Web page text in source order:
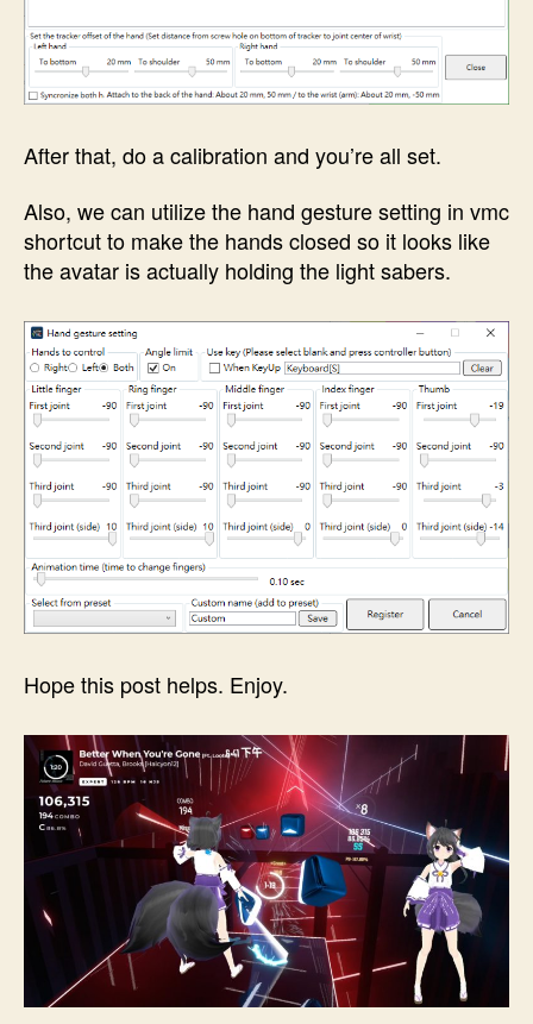
After that, do a calibration and you’re all set.
Also, we can utilize the hand gesture setting in vmc
shortcut to make the hands closed so it looks like
the avatar is actually holding the light sabers.
Hope this post helps. Enjoy.